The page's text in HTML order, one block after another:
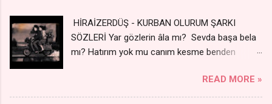
HİRAİZERDÜŞ - KURBAN OLURUM ŞARKI
SÖZLERİ Yar gözlerin âla mı? Sevda başa bela
mı? Hatırım yok mu canım kesme benden
dünyayı durdururum Ben sana yoldaş olurum
kurban olurum.. - Sen gülümse bi yol bulurum
READ MORE »